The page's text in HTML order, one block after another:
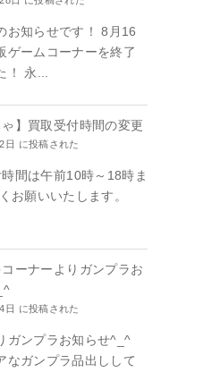
お知らせです！ 8月16
ゲームコーナーを終了
！ 永...
ゃ】買取受付時間の変更
日 に投稿された
間は午前10時～18時ま
お願いいたします。
ーナーよりガンプラお
日 に投稿された
ガンプラお知らせ^_^
なガンプラ品出しして